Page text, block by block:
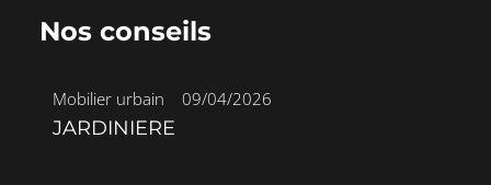
Nos conseils
Mobilier urbain• 09/04/2026
JARDINIERE